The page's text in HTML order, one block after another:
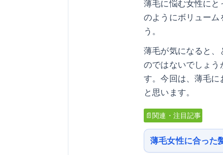
薄毛に悩む女性に
のようにボリュー
う。
薄毛が気になると
のではないでしょ
す。今回は、薄毛
と思います。
📄関連・注目記事
薄毛女性に合った